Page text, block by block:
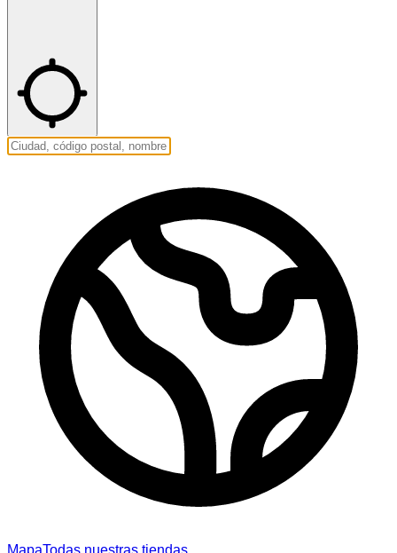
MapaTodas nuestras tiendas